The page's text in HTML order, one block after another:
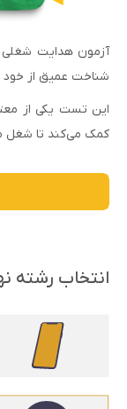
آزمون هدایت
شناخت عمیق از خود
این تست یکی از
کمک می‌کند تا شغل
انتخاب رشته